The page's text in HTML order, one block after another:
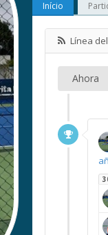
Início
Línea
Ahora